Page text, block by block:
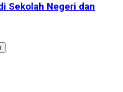
Sekolah Negeri dan